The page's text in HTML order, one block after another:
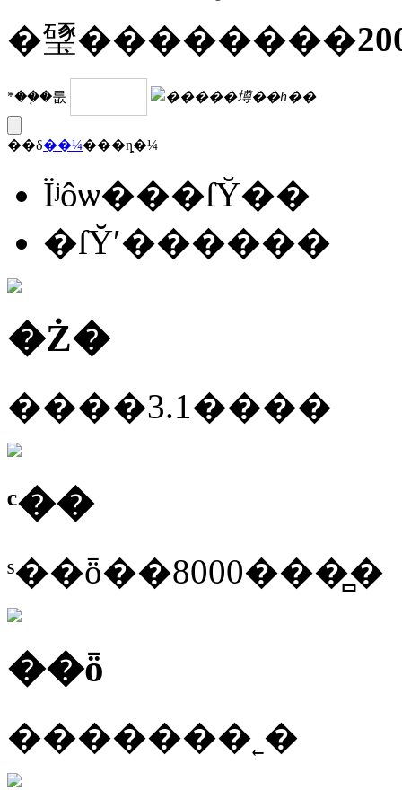
�㻹��������
*��֤�룺 �����壿��һ��
��δ��¼���ȵ�¼
Ϊʲôѡ���ſῨ��
�ſῨʹ������
�Ż�
����3.1����
ͨ��
ˢ��ȫ��8000���̻�
��ȫ
�������˿�